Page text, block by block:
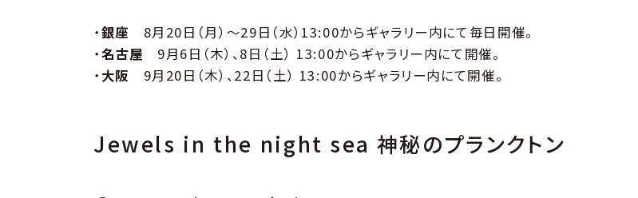
・銀座 8月20日（月）～29日（水）13:00からギャラリー内にて毎日開催。
・名古屋 9月6日（木）、8日（土） 13:00からギャラリー内にて開催。
・ 大阪 9月20日（木）、22日（土） 13:00からギャラリー内にて開催。
Jewels in the night sea 神秘のプランクトン